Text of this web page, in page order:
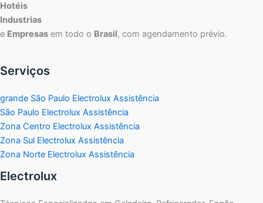
Hotéis
Industrias
e Empresas em todo o Brasil, com agendamento prévio.
Serviços
grande São Paulo Electrolux Assistência
São Paulo Electrolux Assistência
Zona Centro Electrolux Assistência
Zona Sul Electrolux Assistência
Zona Norte Electrolux Assistência
Electrolux